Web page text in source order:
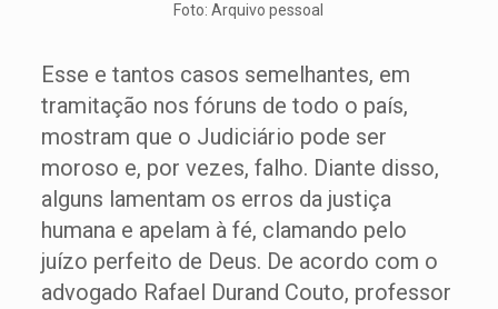
Foto: Arquivo pessoal
Esse e tantos casos semelhantes, em
tramitação nos fóruns de todo o país,
mostram que o Judiciário pode ser
moroso e, por vezes, falho. Diante disso,
alguns lamentam os erros da justiça
humana e apelam à fé, clamando pelo
juízo perfeito de Deus. De acordo com o
advogado Rafael Durand Couto, professor